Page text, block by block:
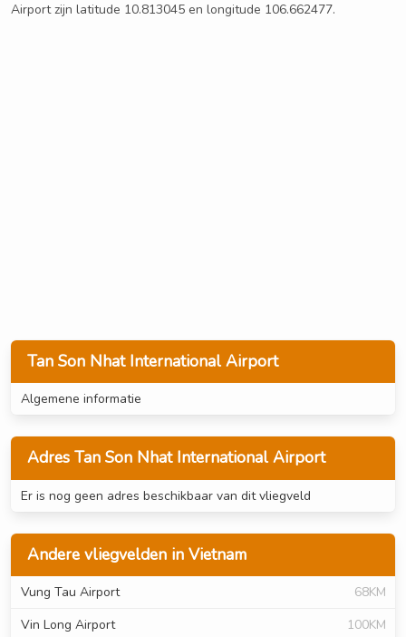
Tan Son Nhat International Airport
Algemene informatie
Adres Tan Son Nhat International Airport
Er is nog geen adres beschikbaar van dit vliegveld
Andere vliegvelden in Vietnam
Vung Tau Airport
68KM
Vin Long Airport
100KM
Airport zijn latitude 10.813045 en longitude 106.662477.